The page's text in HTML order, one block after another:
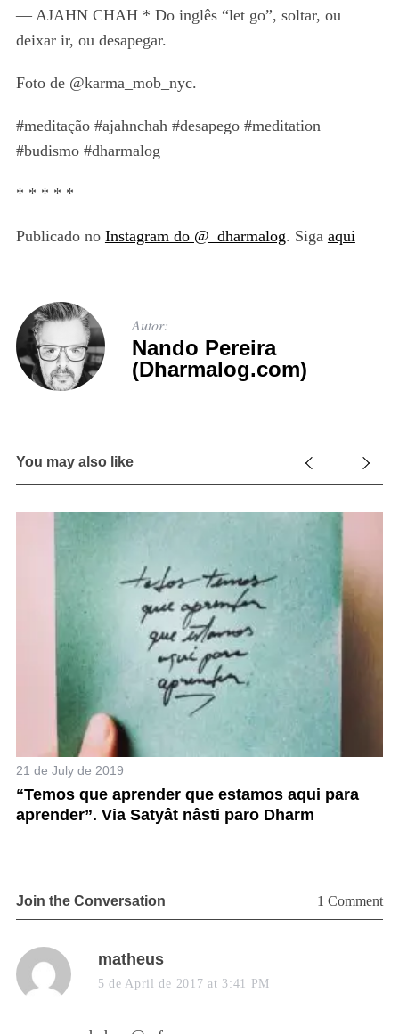
— AJAHN CHAH * Do inglês “let go”, soltar, ou
deixar ir, ou desapegar.
Foto de @karma_mob_nyc.
#meditação #ajahnchah #desapego #meditation
#budismo #dharmalog
* * * * *
Publicado no Instagram do @_dharmalog. Siga aqui
Autor:
Nando Pereira
(Dharmalog.com)
You may also like
21 de July de 2019
“Temos que aprender que estamos aqui para
aprender”. Via Satyât nâsti paro Dharm
Join the Conversation 1 Comment
s
a
matheus
5 de April de 2017 at 3:41 PM